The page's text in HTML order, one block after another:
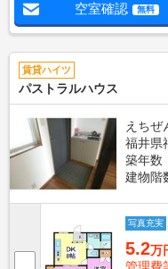
空室確認 無料
賃貸ハイツ
パストラルハウス
えちぜ
福井県
築年数
建物階
写真充実
5.2万
管理費